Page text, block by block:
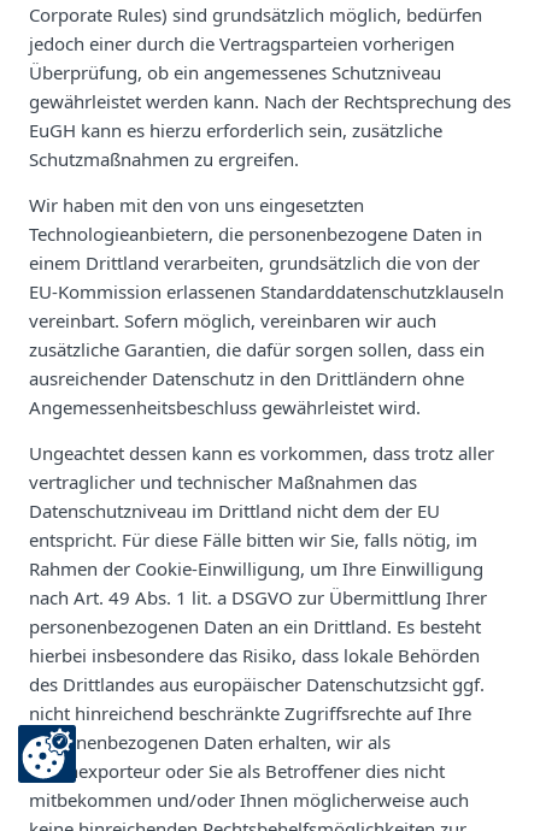
Corporate Rules) sind grundsätzlich möglich, bedürfen
jedoch einer durch die Vertragsparteien vorherigen
Überprüfung, ob ein angemessenes Schutzniveau
gewährleistet werden kann. Nach der Rechtsprechung des
EuGH kann es hierzu erforderlich sein, zusätzliche
Schutzmaßnahmen zu ergreifen.
Wir haben mit den von uns eingesetzten
Technologieanbietern, die personenbezogene Daten in
einem Drittland verarbeiten, grundsätzlich die von der
EU-Kommission erlassenen Standarddatenschutzklauseln
vereinbart. Sofern möglich, vereinbaren wir auch
zusätzliche Garantien, die dafür sorgen sollen, dass ein
ausreichender Datenschutz in den Drittländern ohne
Angemessenheitsbeschluss gewährleistet wird.
Ungeachtet dessen kann es vorkommen, dass trotz aller
vertraglicher und technischer Maßnahmen das
Datenschutzniveau im Drittland nicht dem der EU
entspricht. Für diese Fälle bitten wir Sie, falls nötig, im
Rahmen der Cookie-Einwilligung, um Ihre Einwilligung
nach Art. 49 Abs. 1 lit. a DSGVO zur Übermittlung Ihrer
personenbezogenen Daten an ein Drittland. Es besteht
hierbei insbesondere das Risiko, dass lokale Behörden
des Drittlandes aus europäischer Datenschutzsicht ggf.
nicht hinreichend beschränkte Zugriffsrechte auf Ihre
personenbezogenen Daten erhalten, wir als
Datenexporteur oder Sie als Betroffener dies nicht
mitbekommen und/oder Ihnen möglicherweise auch